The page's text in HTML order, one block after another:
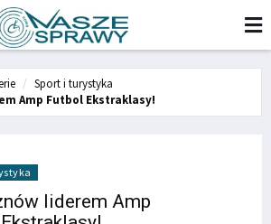
Sport i turystyka
Amp Futbol Ekstraklasy!
liderem Amp